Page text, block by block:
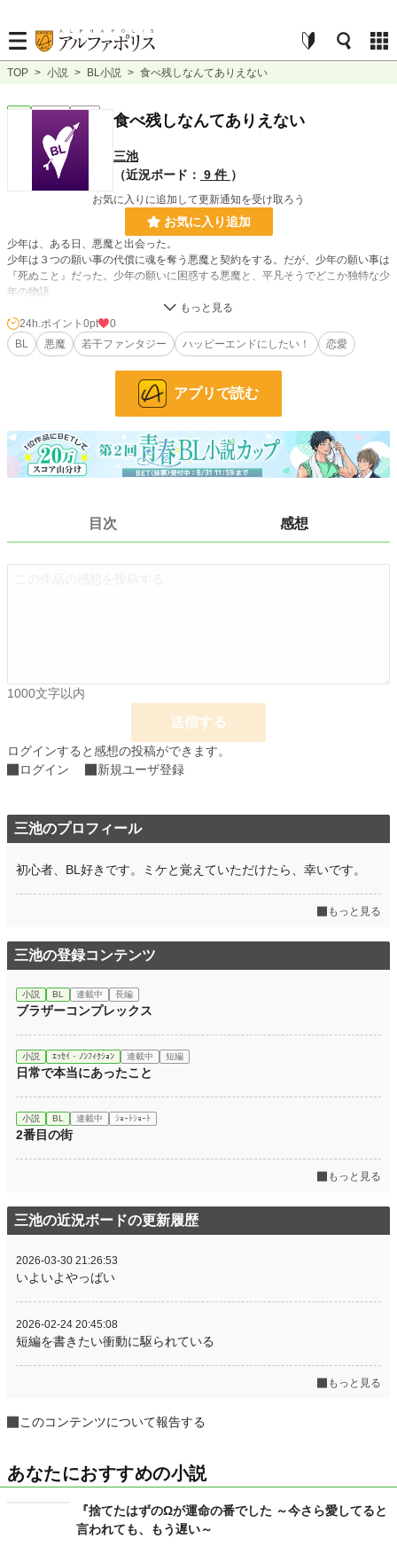
TOP > 小説 > BL小説 > 食べ残しなんてありえない
連載中 短編 食べ残しなんてありえない
三池
（近況ボード： 9 件 ）
お気に入りに追加して更新通知を受け取ろう
お気に入り追加
少年は、ある日、悪魔と出会った。
少年は３つの願い事の代償に魂を奪う悪魔と契約をする。だが、少年の願い事は
『死ぬこと』だった。少年の願いに困惑する悪魔と、平凡そうでどこか独特な少
年の物語
小説 228,959 位 / 228,959 件
31,471 位 / 31,471 件
24h.ポイント 0 pt
文字数 8,154
2025.04.14 16:32
週間ポイント 21 pt (61,348 位)
24h.ポイント 0pt
0
BL
悪魔 若干ファンタジー ハッピーエンドにしたい！ 恋愛
アプリで読む
目次 感想
1000文字以内
送信する
ログインすると感想の投稿ができます。
ログイン
新規ユーザ登録
三池のプロフィール
初心者、BL好きです。ミケと覚えていただけたら、幸いです。
もっと見る
三池の登録コンテンツ
小説 BL 連載中 長編
ブラザーコンプレックス
小説 ｴｯｾｲ・ﾉﾝﾌｨｸｼｮﾝ 連載中 短編
日常で本当にあったこと
小説 BL 連載中 ｼｮｰﾄｼｮｰﾄ
2番目の街
もっと見る
三池の近況ボードの更新履歴
2026-03-30 21:26:53
いよいよやっばい
2026-02-24 20:45:08
短編を書きたい衝動に駆られている
もっと見る
このコンテンツについて報告する
あなたにおすすめの小説
『捨てたはずのΩが運命の番でした ～今さら愛してると
言われても、もう遅い～